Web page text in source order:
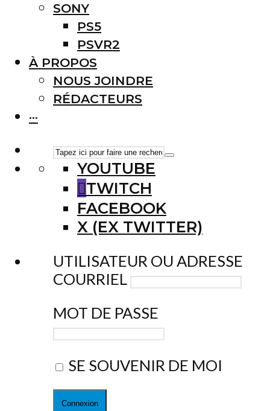
SONY
PS5
PSVR2
À PROPOS
NOUS JOINDRE
RÉDACTEURS
···
YOUTUBE
TWITCH
FACEBOOK
X (EX TWITTER)
UTILISATEUR OU ADRESSE
COURRIEL
MOT DE PASSE
SE SOUVENIR DE MOI